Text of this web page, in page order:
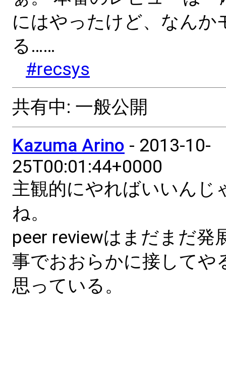
にはやったけど、なんか
る……
#recsys
共有中: 一般公開
Kazuma Arino - 2013-10-
25T00:01:44+0000
主観的にやればいいんじ
ね。
peer reviewはまだまだ発
事でおおらかに接してや
思っている。